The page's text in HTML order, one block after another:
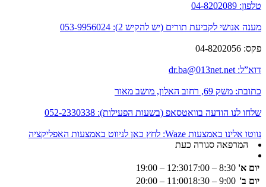
טלפון: 04-8202089
מענה אנושי לקביעת תורים (יש להקיש 2): 053-9956024
פקס: 04-8202056
דוא”ל: dr.ba@013net.net
כתובת: משק 69, רחוב האלון, מושב מאור
שלחו לנו הודעה בוואטסאפ (בשעות הפעילות): 052-2330338
נווטו אלינו באמצעות Waze:
לחץ כאן לניווט באמצעות האפליקציה
המרפאה סגורה כעת
יום א' 8:30 – 12:30
17:00 – 19:00
יום ב' 9:00 – 11:00
18:30 – 20:00